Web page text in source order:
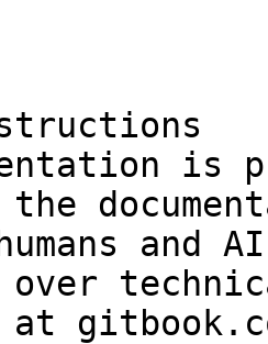
is
and
over
at